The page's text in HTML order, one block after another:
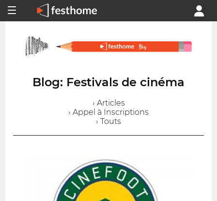
Blog: Festivals de cinéma
› Articles
› Appel à Inscriptions
› Touts